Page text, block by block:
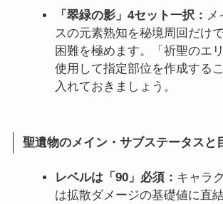
「翠緑の影」4セット一択： メ
スの元素熟知を秘境周回だけ
困難を極めます。「祈聖のエ
使用して指定部位を作成する
入れておきましょう。
聖遺物のメイン・サブステータスと
レベルは「90」必須： キャラ
は拡散ダメージの基礎値に直